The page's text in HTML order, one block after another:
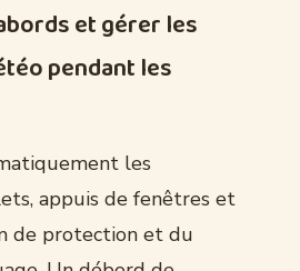
et gérer les
pendant les
les
appuis de fenêtres et
de protection et du